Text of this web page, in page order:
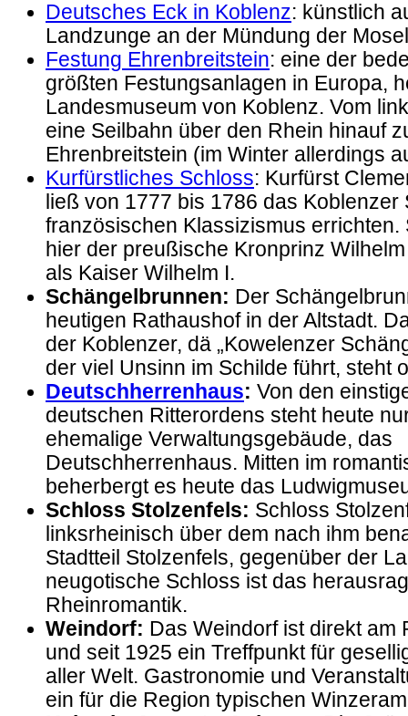
Deutsches Eck in Koblenz: künstlich
Landzunge an der Mündung der
Festung Ehrenbreitstein: eine der
größten Festungsanlagen in Europa,
Landesmuseum von Koblenz. Vom
eine Seilbahn über den Rhein hinauf
Ehrenbreitstein (im Winter allerdings
Kurfürstliches Schloss: Kurfürst
ließ von 1777 bis 1786 das Koblenzer
französischen Klassizismus errichten.
hier der preußische Kronprinz
als Kaiser Wilhelm I.
Schängelbrunnen: Der
heutigen Rathaushof in der Altstadt.
der Koblenzer, dä „Kowelenzer
der viel Unsinn im Schilde führt, steht
Deutschherrenhaus: Von den
deutschen Ritterordens steht heute
ehemalige Verwaltungsgebäude, das
Deutschherrenhaus. Mitten im
beherbergt es heute das
Schloss Stolzenfels: Schloss
linksrheinisch über dem nach ihm
Stadtteil Stolzenfels, gegenüber der
neugotische Schloss ist das
Rheinromantik.
Weindorf: Das Weindorf ist direkt am
und seit 1925 ein Treffpunkt für
aller Welt. Gastronomie und
ein für die Region typischen